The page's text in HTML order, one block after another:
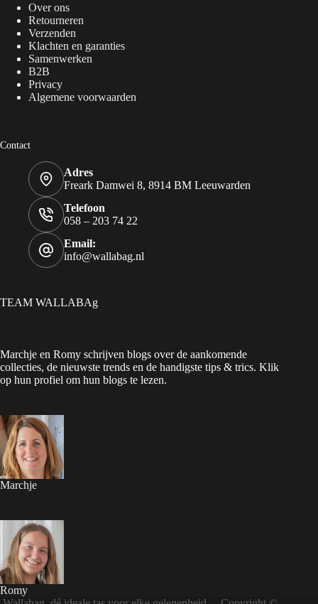
Over ons
Retourneren
Verzenden
Klachten en garanties
Samenwerken
B2B
Privacy
Algemene voorwaarden
Contact
Adres
Freark Damwei 8, 8914 BM Leeuwarden
Telefoon
058 – 203 74 22
Email:
info@wallabag.nl
TEAM WALLABAg
Marchje en Romy schrijven blogs over de aankomende
collecties, de nieuwste trends en de handigste tips & trics. Klik
op hun profiel om hun blogs te lezen.
Marchje
Romy